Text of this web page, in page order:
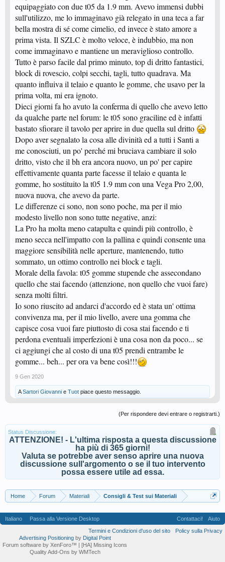
equipaggiato con due t05 da 1.9 mm. Avevo immensi dubbi
sull'utilizzo, me lo immaginavo già relegato in una teca a far
bella mostra di sé come cimelio, ed invece è stato amore a
prima vista. Il SZLC è molto veloce, è indubbio, ma non
come immaginavo e mantiene un meraviglioso controllo.
Tutto è parso facile dal primo minuto, top di dritto fantastici,
block di rovescio, colpi secchi, tagli, tutto quadrava. Ma
quanto influiva il telaio e quanto le gomme, che usavo per la
prima volta, mi era ignoto.
Dieci giorni fa ho avuto la conferma di quello che avevo letto
da qualche parte nel forum: le t05 sono graciline ed è infatti
bastato sfiorare il tavolo per aprire in due quella sul dritto
Dopo aver segnalato la cosa alle divinità ed a tutti i Santi a
me conosciuti, un po' perché mi bruciava cambiare il solo
dritto, visto che il bh era ancora nuovo, un po' per capire
effettivamente quanta parte facesse il telaio e quanta le
gomme, ho sostituito la t05 1.9 mm con una Vega Pro 2,00,
nuova nuova, che avevo da parte.
Le differenze ci sono, non sono poche, ma per il mio
modesto livello non sono tutte negative, anzi:
La Pro ha molta meno catapulta e quindi più controllo, è
meno secca nell'impatto con la pallina e quindi consente una
maggiore sensibilità nelle aperture, mantenendo, tutto
sommato, un ottimo controllo nei block e tagli.
Morale della favola: t05 gomme stupende che assecondano
quello che stai facendo (attenzione, non quello che vuoi fare)
senza molti filtri.
Io sono riuscito ad andarci d'accordo ed è stata un' ottima
convivenza ma, per il mio livello, avere una gomma che
capisce cosa vuoi fare piuttosto di cosa stai facendo e ti
perdona eventuali imperfezioni è una cosa non da poco... se
ci aggiungi che al costo di una t05 prendi entrambe le
gomme... beh... per ora va bene così!!!
9 Gen 2020
ASartori Giovanni e Tuot piace questo messaggio.
(Per rispondere devi entrare o registrarti.)
Status Discussione:
ATTENZIONE! - L'ultima risposta a questa discussione
ha più di 365 giorni!
Valuta se potrebbe aver senso aprire una nuova
discussione sull'argomento o se il tuo intervento
possa essere utile ad essa.
Home Forum Materiali Consigli & Test sui Materiali
Italiano Passa alla Versione Desktop Contattaci!
Aiuto
Termini e Condizioni d'uso del sito
Policy sulla Privacy
Advertising Positioningby Digital Point
Forum software by XenForo™ | [HA] Missing Icons
Quality Add-Ons by WMTech